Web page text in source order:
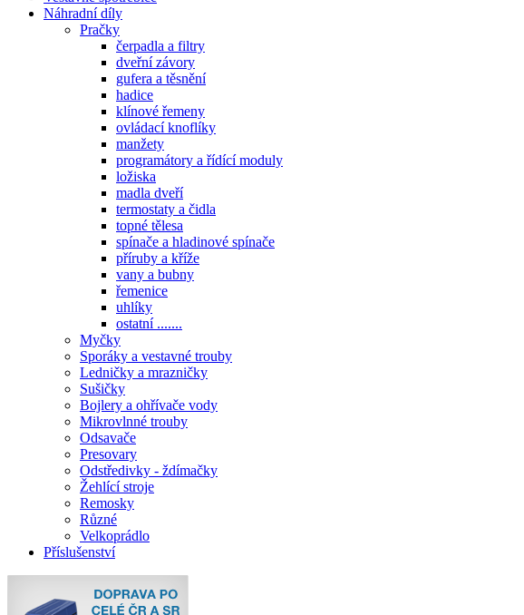
Náhradní díly
Pračky
čerpadla a filtry
dveřní závory
gufera a těsnění
hadice
klínové řemeny
ovládací knoflíky
manžety
programátory a řídící moduly
ložiska
madla dveří
termostaty a čidla
topné tělesa
spínače a hladinové spínače
příruby a kříže
vany a bubny
řemenice
uhlíky
ostatní .......
Myčky
Sporáky a vestavné trouby
Ledničky a mrazničky
Sušičky
Bojlery a ohřívače vody
Mikrovlnné trouby
Odsavače
Presovary
Odstředivky - ždímačky
Žehlící stroje
Remosky
Různé
Velkoprádlo
Příslušenství